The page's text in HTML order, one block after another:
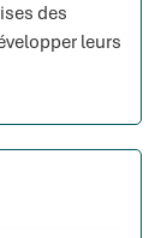
des
leurs